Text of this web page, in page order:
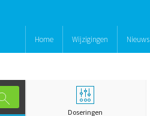
Home Wijzigingen Nieuws
Doseringen